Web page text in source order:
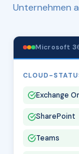
Unternehmen
Microsoft
CLOUD-
Exchange
SharePoint
Teams